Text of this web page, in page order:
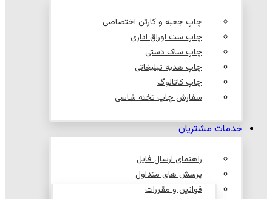
چاپ جعبه و کارتن اختصاصی
چاپ ست اوراق اداری
چاپ ساک دستی
چاپ هدیه تبلیغاتی
چاپ کاتالوگ
سفارش چاپ تخته شاسی
خدمات مشتریان
راهنمای ارسال فایل
پرسش های متداول
قوانین و مقررات